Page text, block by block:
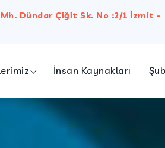
Dündar Çiğit Sk. No :2/1 İzmit -
İnsan Kaynakları
KOCAELİ